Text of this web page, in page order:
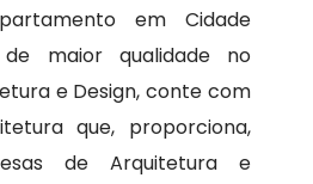
em Cidade
de maior qualidade no
e Design, conte com
que, proporciona,
de Arquitetura e